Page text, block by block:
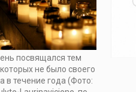
посвящался тем
не было своего
в течение года (Фото: